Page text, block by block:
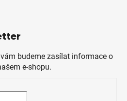
budeme zasílat informace o
e-shopu.